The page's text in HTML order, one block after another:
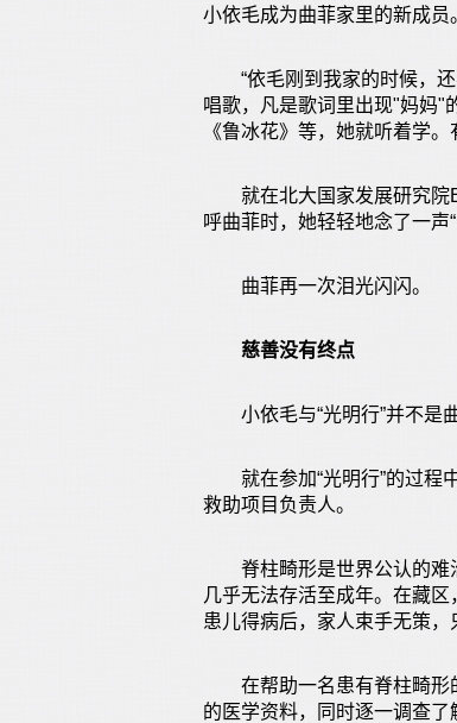
小依毛成为曲菲家里的新成员
“依毛刚到我家的时候，还
唱歌，凡是歌词里出现"妈妈"
《鲁冰花》等，她就听着学
就在北大国家发展研究院
呼曲菲时，她轻轻地念了一声“
曲菲再一次泪光闪闪。
慈善没有终点
小依毛与“光明行”并不是曲
就在参加“光明行”的过程
救助项目负责人。
脊柱畸形是世界公认的难
几乎无法存活至成年。在藏
患儿得病后，家人束手无策，
在帮助一名患有脊柱畸形
的医学资料，同时逐一调查